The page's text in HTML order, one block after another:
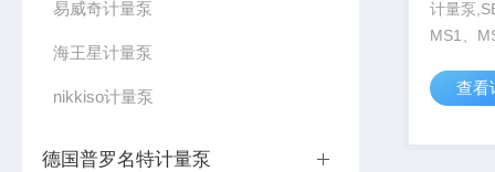
易威奇计量泵
海王星计量泵
nikkiso计量泵
德国普罗名特计量泵
计量泵
MS1、
泵，查看